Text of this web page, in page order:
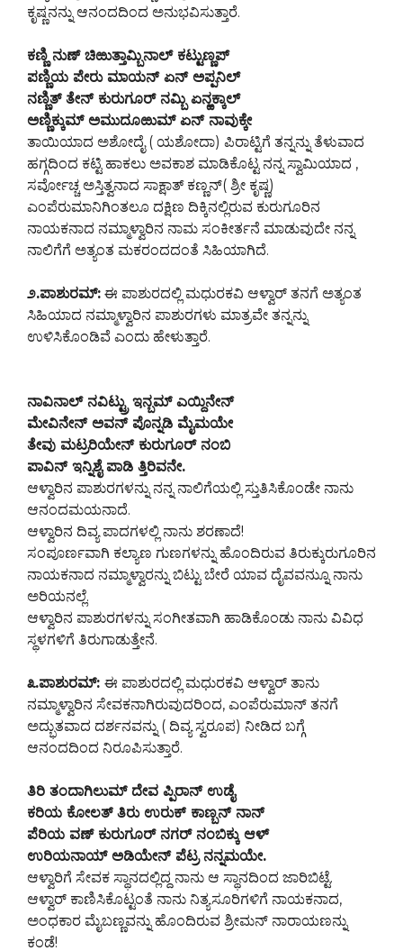
ಕೃಷ್ಣನನ್ನು ಆನಂದದಿಂದ ಅನುಭವಿಸುತ್ತಾರೆ.
ಕಣ್ಣಿ ನುಣ್ ಚಿಱುತ್ತಾಮ್ಬಿನಾಲ್ ಕಟ್ಟುಣ್ಣಪ್
ಪಣ್ಣಿಯ ಪೇರು ಮಾಯನ್ ಏನ್ ಅಪ್ಪನಿಲ್
ನಣ್ಣಿತ್ ತೇನ್ ಕುರುಗೂರ್ ನಮ್ಬಿ ಏನ್ಱಕ್ಕಾಲ್
ಅಣ್ಣಿಕ್ಕುಮ್ ಅಮುದೂಱುಮ್ ಏನ್ ನಾವುಕ್ಕೇ
ತಾಯಿಯಾದ ಅಶೋದೈ ( ಯಶೋದಾ) ಪಿರಾಟ್ಟಿಗೆ ತನ್ನನ್ನು ತೆಳುವಾದ
ಹಗ್ಗದಿಂದ ಕಟ್ಟಿ ಹಾಕಲು ಅವಕಾಶ ಮಾಡಿಕೊಟ್ಟ ನನ್ನ ಸ್ವಾಮಿಯಾದ ,
ಸರ್ವೋಚ್ಚ ಅಸ್ತಿತ್ವನಾದ ಸಾಕ್ಷಾತ್ ಕಣ್ಣನ್( ಶ್ರೀ ಕೃಷ್ಣ)
ಎಂಪೆರುಮಾನಿಗಿಂತಲೂ ದಕ್ಷಿಣ ದಿಕ್ಕಿನಲ್ಲಿರುವ ಕುರುಗೂರಿನ
ನಾಯಕನಾದ ನಮ್ಮಾಳ್ವಾರಿನ ನಾಮ ಸಂಕೀರ್ತನೆ ಮಾಡುವುದೇ ನನ್ನ
ನಾಲಿಗೆಗೆ ಅತ್ಯಂತ ಮಕರಂದದಂತೆ ಸಿಹಿಯಾಗಿದೆ.
೨.ಪಾಶುರಮ್: ಈ ಪಾಶುರದಲ್ಲಿ ಮಧುರಕವಿ ಆಳ್ವಾರ್ ತನಗೆ ಅತ್ಯಂತ
ಸಿಹಿಯಾದ ನಮ್ಮಾಳ್ವಾರಿನ ಪಾಶುರಗಳು ಮಾತ್ರವೇ ತನ್ನನ್ನು
ಉಳಿಸಿಕೊಂಡಿವೆ ಎಂದು ಹೇಳುತ್ತಾರೆ.
ನಾವಿನಾಲ್ ನವಿಟ್ಟ್ರು ಇನ್ಬಮ್ ಎಯ್ದಿನೇನ್
ಮೇವಿನೇನ್ ಅವನ್ ಪೊನ್ನಡಿ ಮೈಮಯೇ
ತೇವು ಮಟ್ರರಿಯೇನ್ ಕುರುಗೂರ್ ನಂಬಿ
ಪಾವಿನ್ ಇನ್ನಿಶೈ ಪಾಡಿ ತ್ತಿರಿವನೇ.
ಆಳ್ವಾರಿನ ಪಾಶುರಗಳನ್ನು ನನ್ನ ನಾಲಿಗೆಯಲ್ಲಿ ಸ್ತುತಿಸಿಕೊಂಡೇ ನಾನು
ಆನಂದಮಯನಾದೆ.
ಆಳ್ವಾರಿನ ದಿವ್ಯ ಪಾದಗಳಲ್ಲಿ ನಾನು ಶರಣಾದೆ!
ಸಂಪೂರ್ಣವಾಗಿ ಕಲ್ಯಾಣ ಗುಣಗಳನ್ನು ಹೊಂದಿರುವ ತಿರುಕ್ಕುರುಗೂರಿನ
ನಾಯಕನಾದ ನಮ್ಮಾಳ್ವಾರನ್ನು ಬಿಟ್ಟು ಬೇರೆ ಯಾವ ದೈವವನ್ನುೂ ನಾನು
ಅರಿಯನಲ್ಲೆ.
ಆಳ್ವಾರಿನ ಪಾಶುರಗಳನ್ನು ಸಂಗೀತವಾಗಿ ಹಾಡಿಕೊಂಡು ನಾನು ವಿವಿಧ
ಸ್ಥಳಗಳಿಗೆ ತಿರುಗಾಡುತ್ತೇನೆ.
೩.ಪಾಶುರಮ್: ಈ ಪಾಶುರದಲ್ಲಿ ಮಧುರಕವಿ ಆಳ್ವಾರ್ ತಾನು
ನಮ್ಮಾಳ್ವಾರಿನ ಸೇವಕನಾಗಿರುವುದರಿಂದ, ಎಂಪೆರುಮಾನ್ ತನಗೆ
ಅದ್ಭುತವಾದ ದರ್ಶನವನ್ನು ( ದಿವ್ಯ ಸ್ವರೂಪ) ನೀಡಿದ ಬಗ್ಗೆ
ಆನಂದದಿಂದ ನಿರೂಪಿಸುತ್ತಾರೆ.
ತಿರಿ ತಂದಾಗಿಲುಮ್ ದೇವ ಪ್ಪಿರಾನ್ ಉಡೈ
ಕರಿಯ ಕೋಲತ್ ತಿರು ಉರುಕ್ ಕಾಣ್ಬನ್ ನಾನ್
ಪೆರಿಯ ವಣ್ ಕುರುಗೂರ್ ನಗರ್ ನಂಬಿಕ್ಕು ಆಳ್
ಉರಿಯನಾಯ್ ಅಡಿಯೇನ್ ಪೆಟ್ರ ನನ್ನಮಯೇ.
ಆಳ್ವಾರಿಗೆ ಸೇವಕ ಸ್ಥಾನದಲ್ಲಿದ್ದ ನಾನು ಆ ಸ್ಥಾನದಿಂದ ಜಾರಿಬಿಟ್ಟೆ.
ಆಳ್ವಾರ್ ಕಾಣಿಸಿಕೊಟ್ಟಂತೆ ನಾನು ನಿತ್ಯಸೂರಿಗಳಿಗೆ ನಾಯಕನಾದ,
ಅಂಧಕಾರ ಮೈಬಣ್ಣವನ್ನು ಹೊಂದಿರುವ ಶ್ರೀಮನ್ ನಾರಾಯಣನ್ನು
ಕಂಡೆ!